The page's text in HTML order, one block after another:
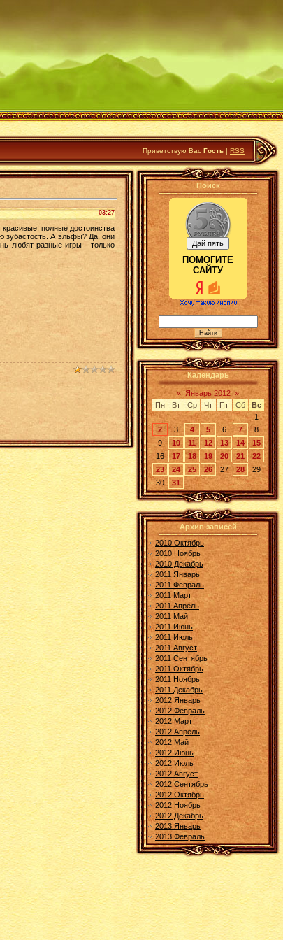
Приветствую Вас Гость | RSS
03:27
полные достоинства
зубастость. А эльфы? Да, они
любят разные игры - только
Поиск
ПОМОГИТЕ
САЙТУ
Календарь
« Январь 2012 »
Пн
Вт Ср Чт Пт Сб
Вс
1
2
3 4 5 6 7
8
9
10 11 12 13 14
15
16
17 18 19 20 21
22
23
24 25 26 27 28
29
30
31
Архив записей
2010 Октябрь
2010 Ноябрь
2010 Декабрь
2011 Январь
2011 Февраль
2011 Март
2011 Апрель
2011 Май
2011 Июнь
2011 Июль
2011 Август
2011 Сентябрь
2011 Октябрь
2011 Ноябрь
2011 Декабрь
2012 Январь
2012 Февраль
2012 Март
2012 Апрель
2012 Май
2012 Июнь
2012 Июль
2012 Август
2012 Сентябрь
2012 Октябрь
2012 Ноябрь
2012 Декабрь
2013 Январь
2013 Февраль